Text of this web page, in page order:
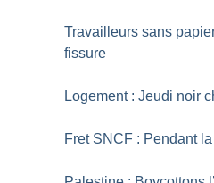
Travailleurs sans
fissure
Logement : Jeudi noir
Fret SNCF : Pendant